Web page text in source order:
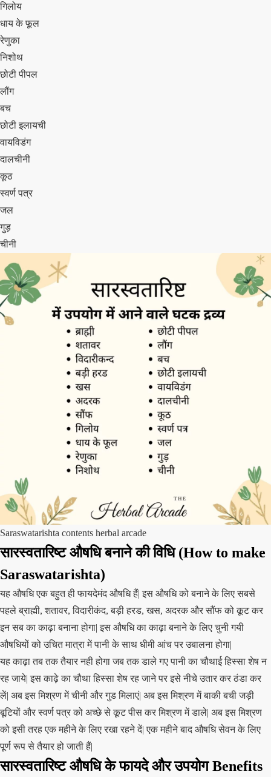
गिलोय
धाय के फूल
रेणुका
निशोथ
छोटी पीपल
लौंग
बच
छोटी इलायची
वायविडंग
दालचीनी
कूठ
स्वर्ण पत्र
जल
गुड़
चीनी
Saraswatarishta contents herbal arcade
सारस्वतारिष्ट औषधि बनाने की विधि (How to make
Saraswatarishta)
यह औषधि एक बहुत ही फायदेमंद औषधि हैं| इस औषधि को बनाने के लिए सबसे
पहले ब्राह्मी, शतावर, विदारीकंद, बड़ी हरड, खस, अदरक और सौंफ को कूट कर
इन सब का काढ़ा बनाना होगा| इस औषधि का काढ़ा बनाने के लिए चुनी गयी
औषधियों को उचित मात्रा में पानी के साथ धीमी आंच पर उबालना होगा|
यह काढ़ा तब तक तैयार नही होगा जब तक डाले गए पानी का चौथाई हिस्सा शेष न
रह जाये| इस काढ़े का चौथा हिस्सा शेष रह जाने पर इसे नीचे उतार कर ठंडा कर
लें| अब इस मिश्रण में चीनी और गुड मिलाएं| अब इस मिश्रण में बाकी बची जड़ी
बूटियों और स्वर्ण पत्र को अच्छे से कूट पीस कर मिश्रण में डाले| अब इस मिश्रण
को इसी तरह एक महीने के लिए रखा रहने दें| एक महीने बाद औषधि सेवन के लिए
पूर्ण रूप से तैयार हो जाती हैं|
सारस्वतारिष्ट औषधि के फायदे और उपयोग Benefits